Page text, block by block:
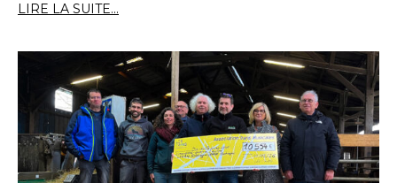
LIRE LA SUITE...